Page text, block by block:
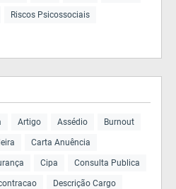
Riscos Psicossociais
Artigo Assédio Burnout
Carta Anuência
Cipa Consulta Publica
Descrição Cargo